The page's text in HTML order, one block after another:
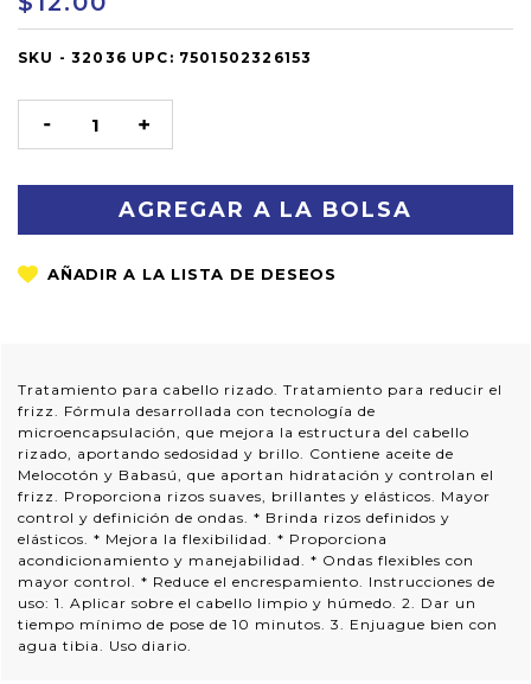
OUT
SKU - 32036 UPC: 7501502326153
DISMINUIR
LA
AUMENTAR
LA
Tratamiento para cabello rizado. Tratamiento para reducir el
frizz. Fórmula desarrollada con tecnología de
microencapsulación, que mejora la estructura del cabello
rizado, aportando sedosidad y brillo. Contiene aceite de
Melocotón y Babasú, que aportan hidratación y controlan el
frizz. Proporciona rizos suaves, brillantes y elásticos. Mayor
control y definición de ondas. * Brinda rizos definidos y
elásticos. * Mejora la flexibilidad. * Proporciona
acondicionamiento y manejabilidad. * Ondas flexibles con
mayor control. * Reduce el encrespamiento. Instrucciones de
uso: 1. Aplicar sobre el cabello limpio y húmedo. 2. Dar un
tiempo mínimo de pose de 10 minutos. 3. Enjuague bien con
agua tibia. Uso diario.